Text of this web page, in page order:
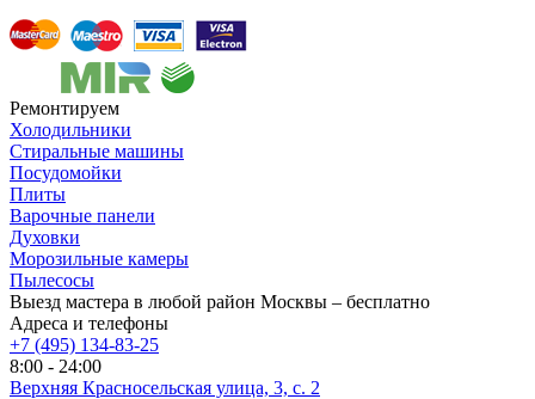
Ремонтируем
Холодильники
Стиральные машины
Посудомойки
Плиты
Варочные панели
Духовки
Морозильные камеры
Пылесосы
Выезд мастера в любой район Москвы – бесплатно
Адреса и телефоны
+7 (495) 134-83-25
8:00 - 24:00
Верхняя Красносельская улица, 3, с. 2